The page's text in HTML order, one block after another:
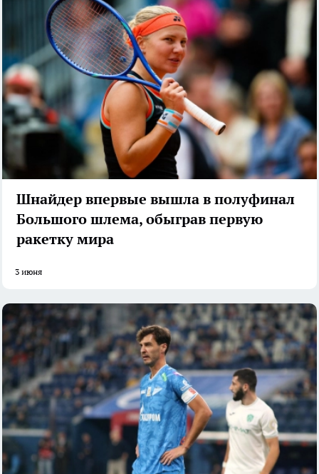
Шнайдер впервые вышла в полуфинал
Большого шлема, обыграв первую
ракетку мира
3 июня